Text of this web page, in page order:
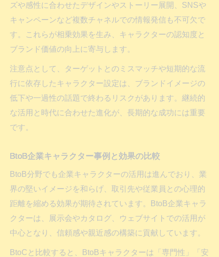
ズや感性に合わせたデザインやストーリー展開、SNSや
キャンペーンなど複数チャネルでの情報発信も不可欠で
す。これらが相乗効果を生み、キャラクターの認知度と
ブランド価値の向上に寄与します。
注意点として、ターゲットとのミスマッチや短期的な流
行に依存したキャラクター設定は、ブランドイメージの
低下や一過性の話題で終わるリスクがあります。継続的
な活用と時代に合わせた進化が、長期的な成功には重要
です。
BtoB企業キャラクター事例と効果の比較
BtoB分野でも企業キャラクターの活用は進んでおり、業
界の堅いイメージを和らげ、取引先や従業員との心理的
距離を縮める効果が期待されています。BtoB企業キャラ
クターは、展示会やカタログ、ウェブサイトでの活用が
中心となり、信頼感や親近感の構築に貢献しています。
BtoCと比較すると、BtoBキャラクターは「専門性」「安